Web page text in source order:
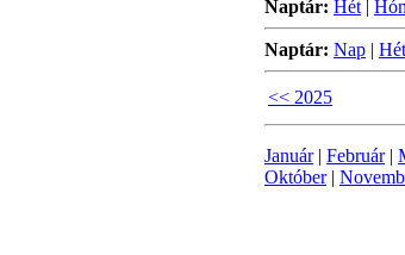
Naptár: Hét |
Naptár: Nap | Hét
<< 2025
Január| Február|
Október|